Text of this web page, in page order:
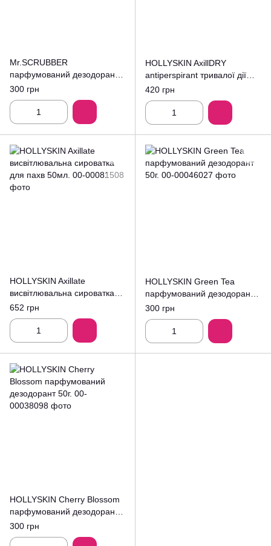
Mr.SCRUBBER
парфумований дезодорант
чол.50г.
300 грн
HOLLYSKIN AxillDRY
antiperspirant тривалої дії
50мл.
420 грн
HOLLYSKIN Axillate
висвітлювальна сироватка
для пахв 50мл.
652 грн
HOLLYSKIN Green Tea
парфумований дезодорант
50г.
300 грн
HOLLYSKIN Cherry Blossom
парфумований дезодорант
50г.
300 грн